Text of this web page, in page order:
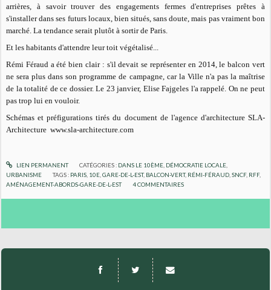
arrières, à savoir trouver des engagements fermes d'entreprises prêtes à
s'installer dans ses futurs locaux, bien situés, sans doute, mais pas vraiment bon
marché. La tendance serait plutôt à sortir de Paris.
Et les habitants d'attendre leur toit végétalisé...
Rémi Féraud a été bien clair : s'il devait se représenter en 2014, le balcon vert
ne sera plus dans son programme de campagne, car la Ville n'a pas la maîtrise
de la totalité de ce dossier. Le 23 janvier, Elise Fajgeles l'a rappelé. On ne peut
pas trop lui en vouloir.
Schémas et préfigurations tirés du document de l'agence d'architecture SLA-
Architecture www.sla-architecture.com
LIEN PERMANENT CATÉGORIES : DANS LE 10ÈME, DÉMOCRATIE LOCALE,
URBANISME
TAGS : PARIS 10E ,GARE-DE-L-EST, BALCON-VERT, RÉMI-FÉRAUD ,SNCF, RFF,
AMÉNAGEMENT-ABORDS-GARE-DE-L-EST
4COMMENTAIRES